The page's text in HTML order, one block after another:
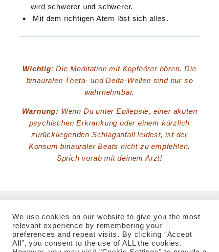
wird schwerer und schwerer.
Mit dem richtigen Atem löst sich alles.
Wichtig: Die Meditation mit Kopfhörer hören. Die
binauralen Theta- und Delta-Wellen sind nur so
wahrnehmbar.
Warnung: Wenn Du unter Epilepsie, einer akuten
psychischen Erkrankung oder einem kürzlich
zurückliegenden Schlaganfall leidest, ist der
Konsum binauraler Beats nicht zu empfehlen.
Sprich vorab mit deinem Arzt!
We use cookies on our website to give you the most
relevant experience by remembering your
preferences and repeat visits. By clicking “Accept
All”, you consent to the use of ALL the cookies.